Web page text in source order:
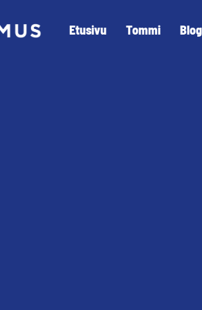
Etusivu Tommi